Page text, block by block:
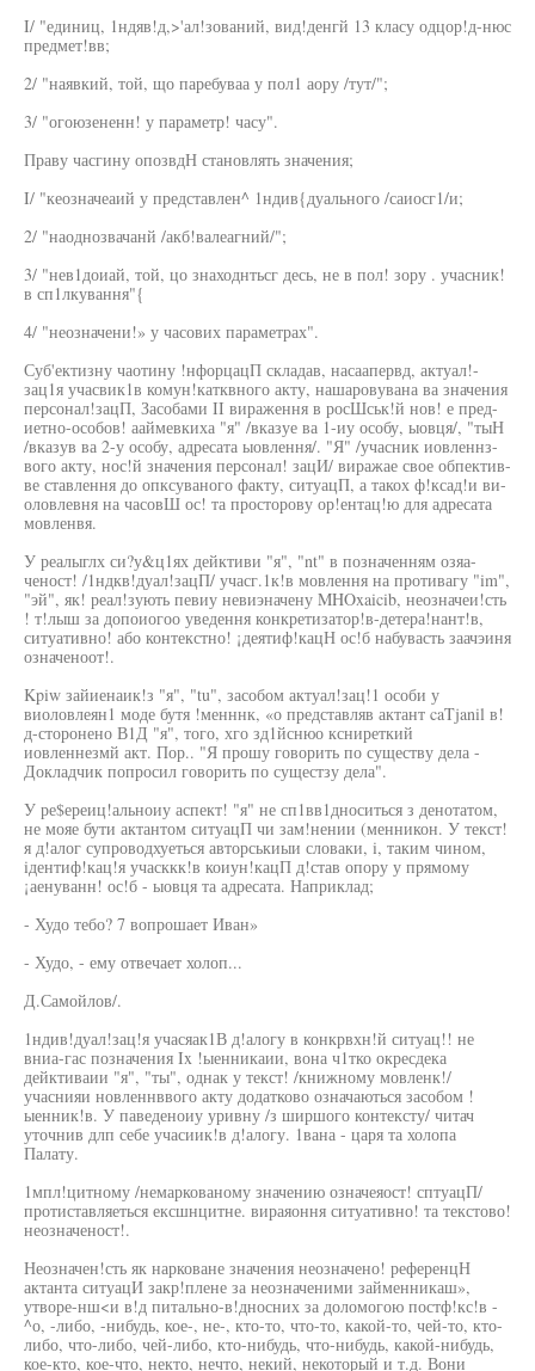
I/ "единиц, 1ндяв!д,>'ал!зований, вид!денгй 13 класу одцор!д-нюс
предмет!вв;
2/ "наявкий, той, що паребуваа у пол1 аору /тут/";
3/ "огоюзененн! у параметр! часу".
Праву часгину опозвдН становлять значения;
I/ "кеозначеаий у представлен^ 1ндив{дуального /саиосг1/и;
2/ "наоднозвачанй /акб!валеагний/";
3/ "нев1доиай, той, цо знаходнтьсг десь, не в пол! зору . учасник!
в сп1лкування"{
4/ "неозначени!» у часових параметрах".
Суб'ектизну чаотину !нфорцацП складав, насаапервд, актуал!-
зац1я учасвик1в комун!катквного акту, нашаровувана ва значения
персонал!зацП, Засобами II вираження в росШськ!й нов! е пред-
иетно-особов! ааймевкиха "я" /вказуе ва 1-иу особу, ыовця/, "тыН
/вказув ва 2-у особу, адресата ыовлення/. "Я" /учасник иовленнз-
вого акту, нос!й значения персонал! зацИ/ виражае свое обпектив-
ве ставлення до опксуваного факту, ситуацП, а такох ф!ксад!и ви-
оловлевня на часовШ ос! та просторову ор!ентац!ю для адресата
мовленвя.
У реалыглх си?у&ц1ях дейктиви "я", "nt" в позначенням озяа-
ченост! /1ндкв!дуал!зацП/ учасг.1к!в мовлення на противагу "im",
"эй", як! реал!зують певиу невиэначену MHOxaicib, неозначеи!сть
! т!лыш за допоиогоо уведення конкретизатор!в-детера!нант!в,
ситуативно! або контекстно! ¡деятиф!кацН ос!б набувасть заачэиня
означеноот!.
Kpiw зайиенаик!з "я", "tu", засобом актуал!зац!1 особи у
виоловлеян1 моде бутя !менннк, «о представляв актант caTjanil в!
д-сторонено В1Д "я", того, хго зд1йснюо ксниреткий
иовленнезмй акт. Пор.. "Я прошу говорить по существу дела -
Докладчик попросил говорить по сущестзу дела".
У ре$ереиц!альноиу аспект! "я" не сп1вв1дноситься з денотатом,
не мояе бути актантом ситуацП чи зам!нении (менникон. У текст!
я д!алог супроводхуеться авторськиыи словаки, i, таким чином,
iдентиф!кац!я учасккк!в коиун!кацП д!став опору у прямому
¡аенуванн! ос!б - ыовця та адресата. Наприклад;
- Худо тебо? 7 вопрошает Иван»
- Худо, - ему отвечает холоп...
Д.Самойлов/.
1ндив!дуал!зац!я учасяак1В д!алогу в конкрвхн!й ситуац!! не
вниа-гас позначения Ix !ыенникаии, вона ч1тко окресдека
дейктиваии "я", "ты", однак у текст! /книжному мовленк!/
учаснияи новленнввого акту додатково означаються засобом !
ыенник!в. У паведеноиу уривну /з ширшого контексту/ читач
уточнив длп себе учасиик!в д!алогу. 1вана - царя та холопа
Палату.
1мпл!цитному /немаркованому значению означеяост! сптуацП/
протиставляеться ексшнцитне. вираяоння ситуативно! та текстово!
неозначеност!.
Неозначен!сть як нарковане значения неозначено! референцН
актанта ситуацИ закр!плене за неозначеними займенникаш»,
утворе-нш<и в!д питально-в!дносних за доломогою постф!кс!в -
^о, -либо, -нибудь, кое-, не-, кто-то, что-то, какой-то, чей-то, кто-
либо, что-либо, чей-либо, кто-нибудь, что-нибудь, какой-нибудь,
кое-кто, кое-что, некто, нечто, некий, некоторый и т.д. Вони